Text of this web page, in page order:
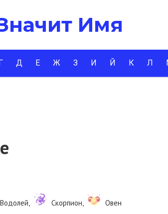
Имя
Д Е Ж З И Й К Л
Водолей, Скорпион, Овен